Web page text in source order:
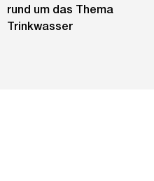
rund um das Thema
Trinkwasser